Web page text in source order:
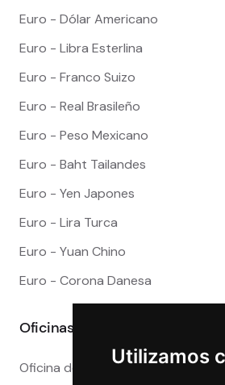
Utilizamos
Euro - Dólar Americano
Euro - Libra Esterlina
Euro - Franco Suizo
Euro - Real Brasileño
Euro - Peso Mexicano
Euro - Baht Tailandes
Euro - Yen Japones
Euro - Lira Turca
Euro - Yuan Chino
Euro - Corona Danesa
Oficinas
Oficina de Cambio en Alicante